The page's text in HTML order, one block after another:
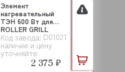
Код завода: D01021
наличие и цену
уточняйте
Элемент
нагревательный
ТЭН 600 Вт для
ROLLER GRILL
(D01021)
2 375 ₽